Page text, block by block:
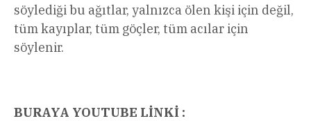
söylediği bu ağıtlar, yalnızca ölen kişi için değil,
tüm kayıplar, tüm göçler, tüm acılar için
söylenir.
BURAYA YOUTUBE LİNKİ :